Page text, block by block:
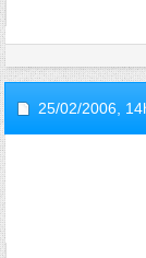
25/02/2006,